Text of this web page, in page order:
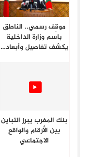
موقِف رسمي.. الناطق
باسم وزارة الداخلية
يكشف تفاصيل وأبعاد…
بنك المغرب يبرز التباين
بين الأرقام والواقع
الاجتماعي